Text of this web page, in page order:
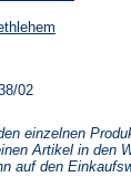
02
einzelnen
Artikel in den
auf den